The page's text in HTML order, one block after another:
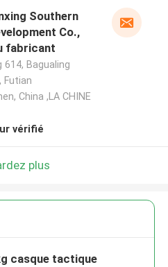
Southern
Co.,
fabricant
614, Bagualing
Futian
China ,LA CHINE
vérifié
plus
casque tactique